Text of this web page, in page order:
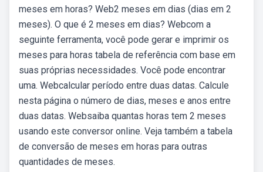
meses em horas? Web2 meses em dias (dias em 2
meses). O que é 2 meses em dias? Webcom a
seguinte ferramenta, você pode gerar e imprimir os
meses para horas tabela de referência com base em
suas próprias necessidades. Você pode encontrar
uma. Webcalcular período entre duas datas. Calcule
nesta página o número de dias, meses e anos entre
duas datas. Websaiba quantas horas tem 2 meses
usando este conversor online. Veja também a tabela
de conversão de meses em horas para outras
quantidades de meses.